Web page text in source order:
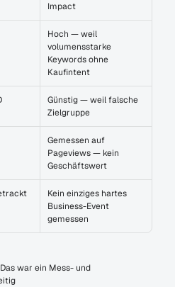
Impact
Hoch — weil
volumensstarke
Keywords ohne
Kaufintent
Günstig — weil falsche
Zielgruppe
Gemessen auf
Pageviews — kein
Geschäftswert
Kein einziges hartes
Business-Event
gemessen
war ein Mess- und